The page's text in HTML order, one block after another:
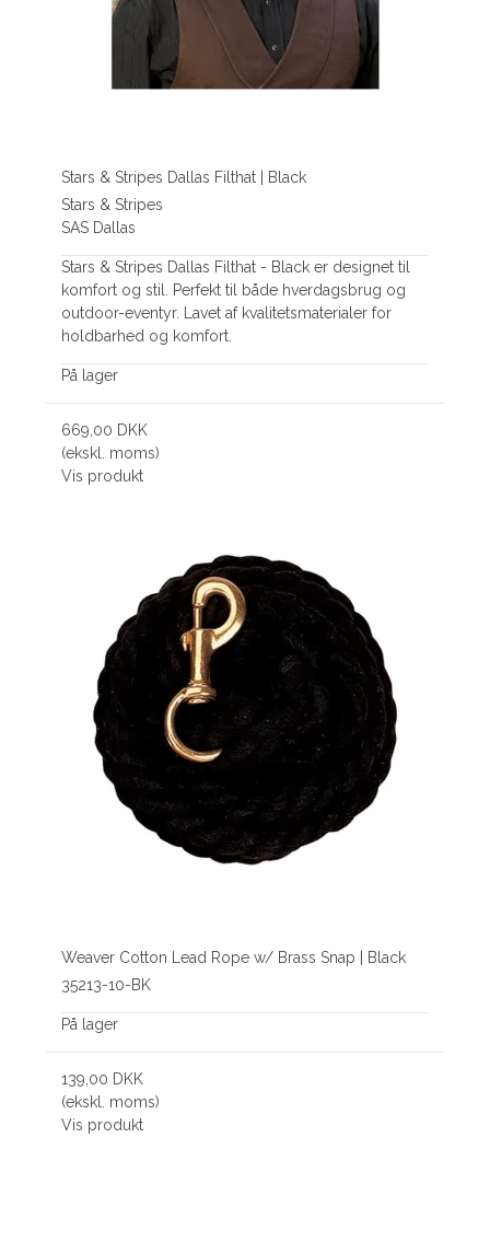
Stars & Stripes Dallas Filthat | Black
Stars & Stripes
SAS Dallas
Stars & Stripes Dallas Filthat - Black er designet til
komfort og stil. Perfekt til både hverdagsbrug og
outdoor-eventyr. Lavet af kvalitetsmaterialer for
holdbarhed og komfort.
På lager
669,00 DKK
(ekskl. moms)
Vis produkt
Weaver Cotton Lead Rope w/ Brass Snap | Black
35213-10-BK
På lager
139,00 DKK
(ekskl. moms)
Vis produkt